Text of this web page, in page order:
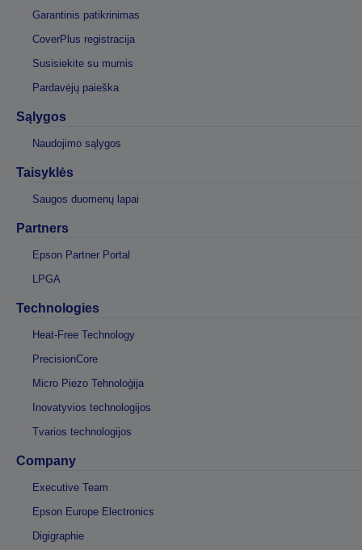
Garantinis patikrinimas
CoverPlus registracija
Susisiekite su mumis
Pardavėjų paieška
Sąlygos
Naudojimo sąlygos
Taisyklės
Saugos duomenų lapai
Partners
Epson Partner Portal
LPGA
Technologies
Heat-Free Technology
PrecisionCore
Micro Piezo Tehnoloģija
Inovatyvios technologijos
Tvarios technologijos
Company
Executive Team
Epson Europe Electronics
Digigraphie